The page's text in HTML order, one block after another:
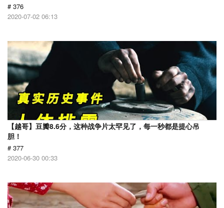
# 376
2020-07-02 06:13
【越哥】豆瓣8.6分，这种战争片太罕见了，每一秒都是提心吊
胆！
# 377
2020-06-30 00:33